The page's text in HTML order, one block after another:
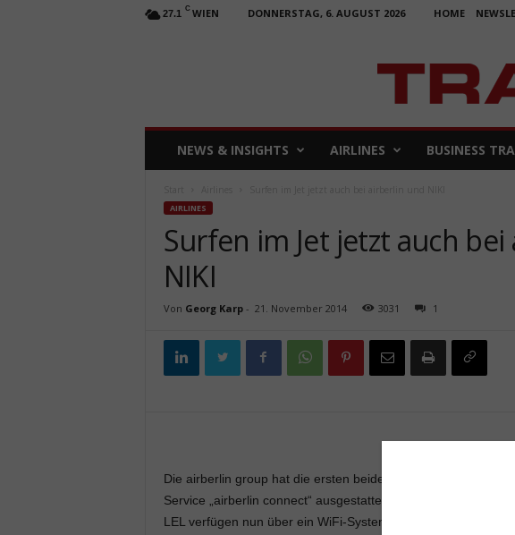
27.1 C WIEN DONNERSTAG, 6. AUGUST 2026 HOME
A
NEWS & INSIGHTS AIRLINES BUSINESS
AIRLINES
Surfen im Jet jetzt auch
NIKI
Von Georg Karp- 21. November 2014 3031 1
Die airberlin group hat die ersten beiden Flugzeuge innerhalb
Service „airberlin connect“ ausgestattet. Die zwei Airbus
LEL verfügen nun über ein WiFi-System des Herstellers